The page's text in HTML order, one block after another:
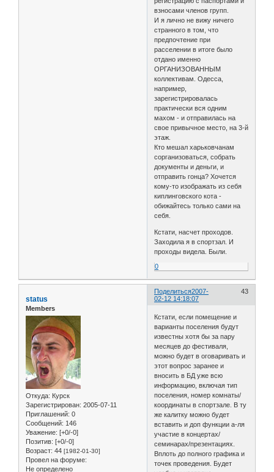
взносами членов групп.
И я лично не вижу ничего
странного в том, что
предпочтение при
расселении в итоге было
отдано именно
ОРГАНИЗОВАННЫМ
коллективам. Одесса,
например,
зарегистрировалась
практически вся одним
махом - и отправилась на
свое привычное место, на 3-й
этаж.
Кто мешал харьковчанам
сорганизоваться, собрать
документы и деньги, и
отправить гонца? Хочется
кому-то изображать из себя
киплинговского кота -
обижайтесь только сами на
себя.
Кстати, насчет проходов.
Заходила я в спортзал. И
проходы видела. Были.
0
Поделиться 43
2007-
02-12 14:18:07
status
Members
Откуда: Курск
Зарегистрирован: 2005-07-11
Приглашений: 0
Сообщений: 146
Уважение: [+0/-0]
Позитив: [+0/-0]
Возраст: 44 [1982-01-30]
Провел на форуме:
Не определено
Кстати, если помещение и
варианты поселения будут
известны хотя бы за пару
месяцев до фестиваля,
можно будет в оговаривать и
этот вопрос заранее и
вносить в БД уже всю
информацию, включая тип
поселения, номер комнаты/
координаты в спортзале. В ту
же калитку можно будет
вставить и доп функции а-ля
участие в концертах/
семинарах/презентациях.
Вплоть до полного графика и
точек проведения. Будет